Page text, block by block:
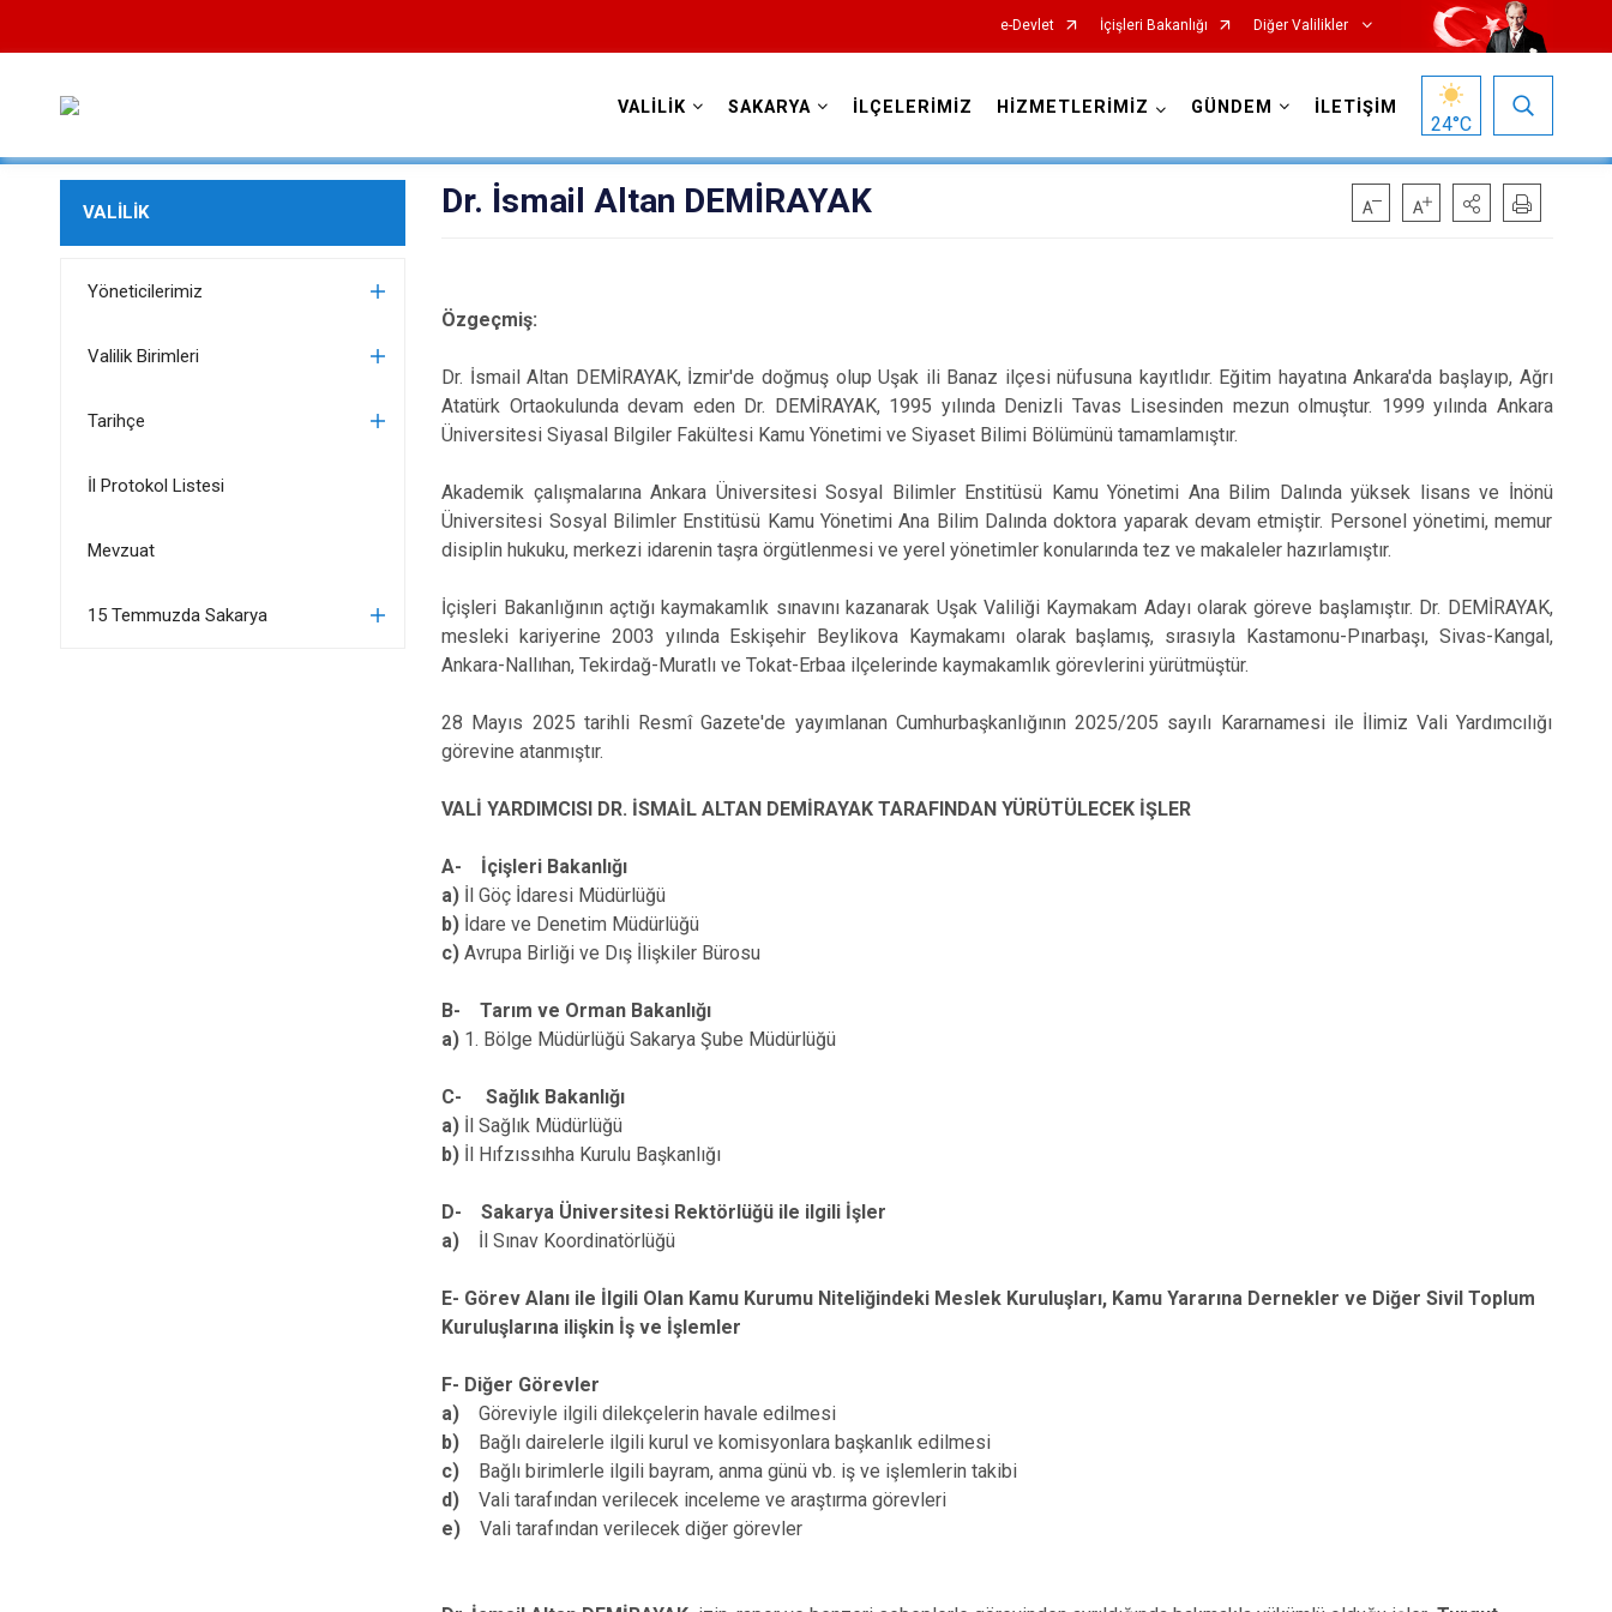
e-Devlet İçişleri Bakanlığı Diğer Valilikler
VALİLİK SAKARYA İLÇELERİMİZ HİZMETLERİMİZ GÜNDEM İLETİŞİM
24°C
VALİLİK
Yöneticilerimiz
Valilik Birimleri
Tarihçe
İl Protokol Listesi
Mevzuat
15 Temmuzda Sakarya
Dr. İsmail Altan DEMİRAYAK
Özgeçmiş:
Dr. İsmail Altan DEMİRAYAK, İzmir'de doğmuş olup Uşak ili Banaz ilçesi nüfusuna kayıtlıdır. Eğitim hayatına Ankara'da başlayıp, Ağrı
Atatürk Ortaokulunda devam eden Dr. DEMİRAYAK, 1995 yılında Denizli Tavas Lisesinden mezun olmuştur. 1999 yılında Ankara
Üniversitesi Siyasal Bilgiler Fakültesi Kamu Yönetimi ve Siyaset Bilimi Bölümünü tamamlamıştır.
Akademik çalışmalarına Ankara Üniversitesi Sosyal Bilimler Enstitüsü Kamu Yönetimi Ana Bilim Dalında yüksek lisans ve İnönü
Üniversitesi Sosyal Bilimler Enstitüsü Kamu Yönetimi Ana Bilim Dalında doktora yaparak devam etmiştir. Personel yönetimi, memur
disiplin hukuku, merkezi idarenin taşra örgütlenmesi ve yerel yönetimler konularında tez ve makaleler hazırlamıştır.
İçişleri Bakanlığının açtığı kaymakamlık sınavını kazanarak Uşak Valiliği Kaymakam Adayı olarak göreve başlamıştır. Dr. DEMİRAYAK,
mesleki kariyerine 2003 yılında Eskişehir Beylikova Kaymakamı olarak başlamış, sırasıyla Kastamonu-Pınarbaşı, Sivas-Kangal,
Ankara-Nallıhan, Tekirdağ-Muratlı ve Tokat-Erbaa ilçelerinde kaymakamlık görevlerini yürütmüştür.
28 Mayıs 2025 tarihli Resmî Gazete'de yayımlanan Cumhurbaşkanlığının 2025/205 sayılı Kararnamesi ile İlimiz Vali Yardımcılığı
görevine atanmıştır.
VALİ YARDIMCISI DR. İSMAİL ALTAN DEMİRAYAK TARAFINDAN YÜRÜTÜLECEK İŞLER
A- İçişleri Bakanlığı
a) İl Göç İdaresi Müdürlüğü
b) İdare ve Denetim Müdürlüğü
c)Avrupa Birliği ve Dış İlişkiler Bürosu
B- Tarım ve Orman Bakanlığı
a) 1. Bölge Müdürlüğü Sakarya Şube Müdürlüğü
C- Sağlık Bakanlığı
a) İl Sağlık Müdürlüğü
b) İl Hıfzıssıhha Kurulu Başkanlığı
D- Sakarya Üniversitesi Rektörlüğü ile ilgili İşler
a) İl Sınav Koordinatörlüğü
E- Görev Alanı ile İlgili Olan Kamu Kurumu Niteliğindeki Meslek Kuruluşları, Kamu Yararına Dernekler ve Diğer Sivil Toplum
Kuruluşlarına ilişkin İş ve İşlemler
F- Diğer Görevler
a)Göreviyle ilgili dilekçelerin havale edilmesi
b) Bağlı dairelerle ilgili kurul ve komisyonlara başkanlık edilmesi
c) Bağlı birimlerle ilgili bayram, anma günü vb. iş ve işlemlerin takibi
d)Vali tarafından verilecek inceleme ve araştırma görevleri
e)Vali tarafından verilecek diğer görevler